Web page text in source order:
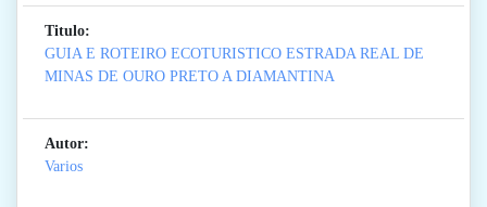
Titulo:
GUIA E ROTEIRO ECOTURISTICO ESTRADA REAL DE
MINAS DE OURO PRETO A DIAMANTINA
Autor:
Varios